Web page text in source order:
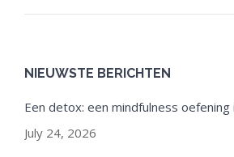
NIEUWSTE BERICHTEN
Een detox: een mindfulness
July 24, 2026